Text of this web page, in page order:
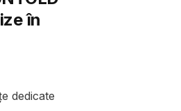
în
dedicate